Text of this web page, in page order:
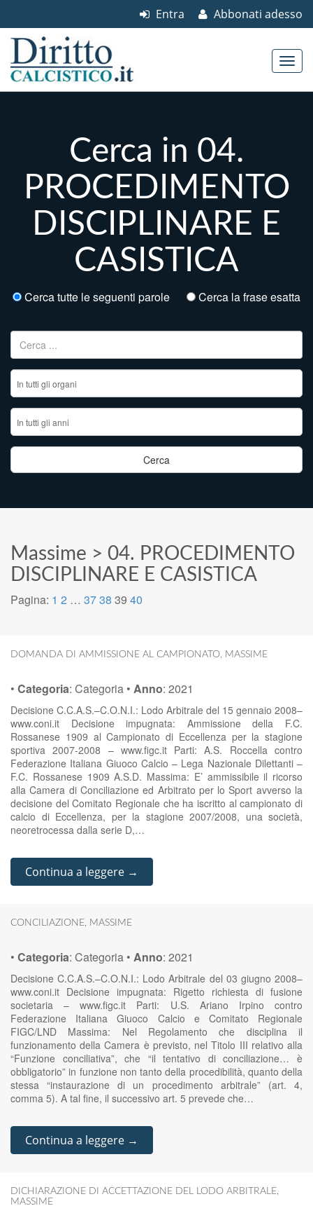
Abbonati adesso
Entra
Cerca in 04.
PROCEDIMENTO
DISCIPLINARE E
CASISTICA
Cerca tutte le seguenti parole Cerca la frase esatta
Ricerca per:
Massime > 04. PROCEDIMENTO
DISCIPLINARE E CASISTICA
Pagina: 1 2 … 3738 39 40
DOMANDA DI AMMISSIONE AL CAMPIONATO, MASSIME
• Categoria: Categoria • Anno: 2021
Decisione C.C.A.S.–C.O.N.I.: Lodo Arbitrale del 15 gennaio 2008–
www.coni.it Decisione impugnata: Ammissione della F.C.
Rossanese 1909 al Campionato di Eccellenza per la stagione
sportiva 2007-2008 – www.figc.it Parti: A.S. Roccella contro
Federazione Italiana Giuoco Calcio – Lega Nazionale Dilettanti –
F.C. Rossanese 1909 A.S.D. Massima: E’ ammissibile il ricorso
alla Camera di Conciliazione ed Arbitrato per lo Sport avverso la
decisione del Comitato Regionale che ha iscritto al campionato di
calcio di Eccellenza, per la stagione 2007/2008, una società,
neoretrocessa dalla serie D,…
Continua a leggere →
CONCILIAZIONE, MASSIME
• Categoria: Categoria • Anno: 2021
Decisione C.C.A.S.–C.O.N.I.: Lodo Arbitrale del 03 giugno 2008–
www.coni.it Decisione impugnata: Rigetto richiesta di fusione
societaria – www.figc.it Parti: U.S. Ariano Irpino contro
Federazione Italiana Giuoco Calcio e Comitato Regionale
FIGC/LND Massima: Nel Regolamento che disciplina il
funzionamento della Camera è previsto, nel Titolo III relativo alla
“Funzione conciliativa”, che “il tentativo di conciliazione… è
obbligatorio” in funzione non tanto della procedibilità, quanto della
stessa “instaurazione di un procedimento arbitrale” (art. 4,
comma 5). A tal fine, il successivo art. 5 prevede che…
Continua a leggere →
DICHIARAZIONE DI ACCETTAZIONE DEL LODO ARBITRALE,
MASSIME